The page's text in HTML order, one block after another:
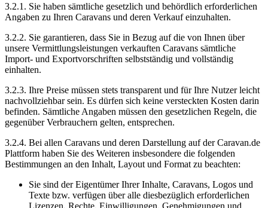
3.2.1. Sie haben sämtliche gesetzlich und behördlich erforderlichen
Angaben zu Ihren Caravans und deren Verkauf einzuhalten.
3.2.2. Sie garantieren, dass Sie in Bezug auf die von Ihnen über
unsere Vermittlungsleistungen verkauften Caravans sämtliche
Import- und Exportvorschriften selbstständig und vollständig
einhalten.
3.2.3. Ihre Preise müssen stets transparent und für Ihre Nutzer leicht
nachvollziehbar sein. Es dürfen sich keine versteckten Kosten darin
befinden. Sämtliche Angaben müssen den gesetzlichen Regeln, die
gegenüber Verbrauchern gelten, entsprechen.
3.2.4. Bei allen Caravans und deren Darstellung auf der Caravan.de
Plattform haben Sie des Weiteren insbesondere die folgenden
Bestimmungen an den Inhalt, Layout und Format zu beachten:
Sie sind der Eigentümer Ihrer Inhalte, Caravans, Logos und
Texte bzw. verfügen über alle diesbezüglich erforderlichen